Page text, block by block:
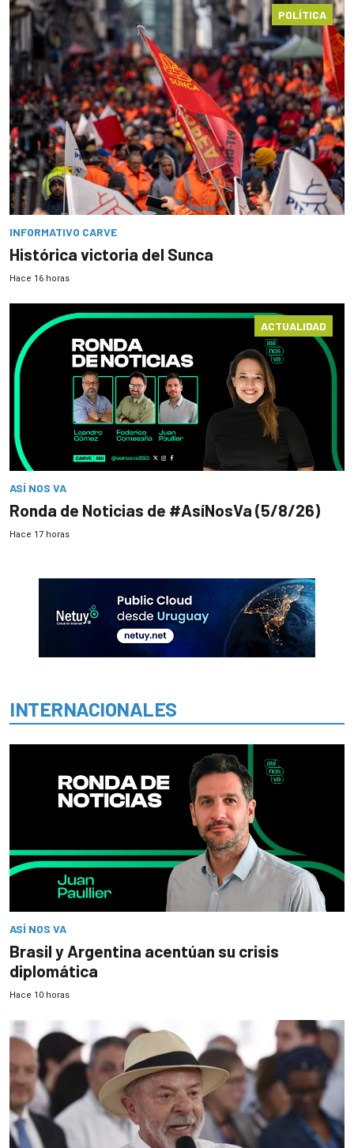
POLÍTICA
INFORMATIVO CARVE
Histórica victoria del Sunca
Hace 16 horas
ACTUALIDAD
ASÍ NOS VA
Ronda de Noticias de #AsíNosVa (5/8/26)
Hace 17 horas
INTERNACIONALES
ASÍ NOS VA
Brasil y Argentina acentúan su crisis
diplomática
Hace 10 horas